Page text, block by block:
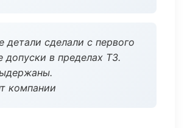
детали сделали с первого
допуски в пределах ТЗ.
компании